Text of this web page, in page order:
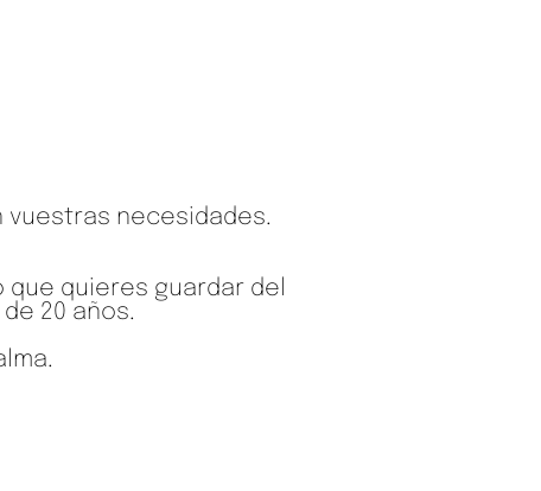
vuestras necesidades.
quieres guardar del
20 años.